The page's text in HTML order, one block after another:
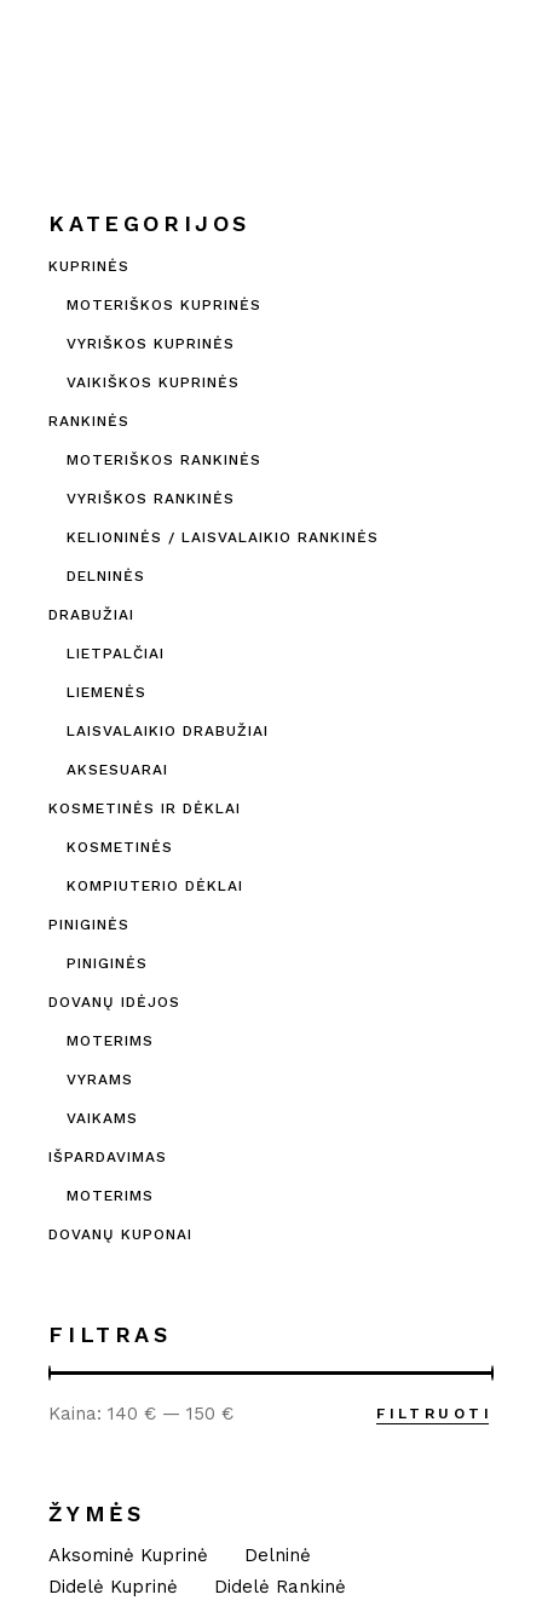
KATEGORIJOS
KUPRINĖS
MOTERIŠKOS KUPRINĖS
VYRIŠKOS KUPRINĖS
VAIKIŠKOS KUPRINĖS
RANKINĖS
MOTERIŠKOS RANKINĖS
VYRIŠKOS RANKINĖS
KELIONINĖS / LAISVALAIKIO RANKINĖS
DELNINĖS
DRABUŽIAI
LIETPALČIAI
LIEMENĖS
LAISVALAIKIO DRABUŽIAI
AKSESUARAI
KOSMETINĖS IR DĖKLAI
KOSMETINĖS
KOMPIUTERIO DĖKLAI
PINIGINĖS
PINIGINĖS
DOVANŲ IDĖJOS
MOTERIMS
VYRAMS
VAIKAMS
IŠPARDAVIMAS
MOTERIMS
DOVANŲ KUPONAI
FILTRAS
FILTRUOTI
Kaina:140 € —150 €
ŽYMĖS
Aksominė Kuprinė
Delninė
Didelė Kuprinė
Didelė Rankinė